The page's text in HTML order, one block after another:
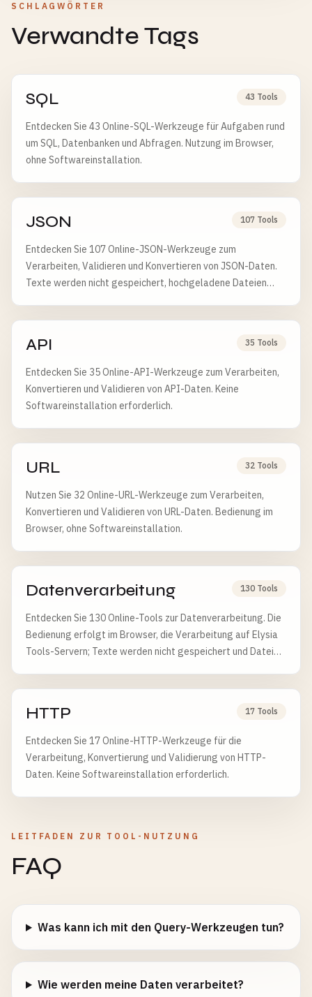
SCHLAGWÖRTER
Verwandte Tags
SQL 43 Tools
Entdecken Sie 43 Online-SQL-Werkzeuge für Aufgaben rund
um SQL, Datenbanken und Abfragen. Nutzung im Browser,
ohne Softwareinstallation.
JSON 107 Tools
Entdecken Sie 107 Online-JSON-Werkzeuge zum
Verarbeiten, Validieren und Konvertieren von JSON-Daten.
Texte werden nicht gespeichert, hochgeladene Dateien
API 35 Tools
Entdecken Sie 35 Online-API-Werkzeuge zum Verarbeiten,
Konvertieren und Validieren von API-Daten. Keine
Softwareinstallation erforderlich.
URL 32 Tools
Nutzen Sie 32 Online-URL-Werkzeuge zum Verarbeiten,
Konvertieren und Validieren von URL-Daten. Bedienung im
Browser, ohne Softwareinstallation.
Datenverarbeitung 130 Tools
Entdecken Sie 130 Online-Tools zur Datenverarbeitung. Die
Bedienung erfolgt im Browser, die Verarbeitung auf Elysia
Tools-Servern; Texte werden nicht gespeichert und Dateien
HTTP 17 Tools
Entdecken Sie 17 Online-HTTP-Werkzeuge für die
Verarbeitung, Konvertierung und Validierung von HTTP-
Daten. Keine Softwareinstallation erforderlich.
LEITFADEN ZUR TOOL-NUTZUNG
FAQ
Was kann ich mit den Query-Werkzeugen tun?
Wie werden meine Daten verarbeitet?